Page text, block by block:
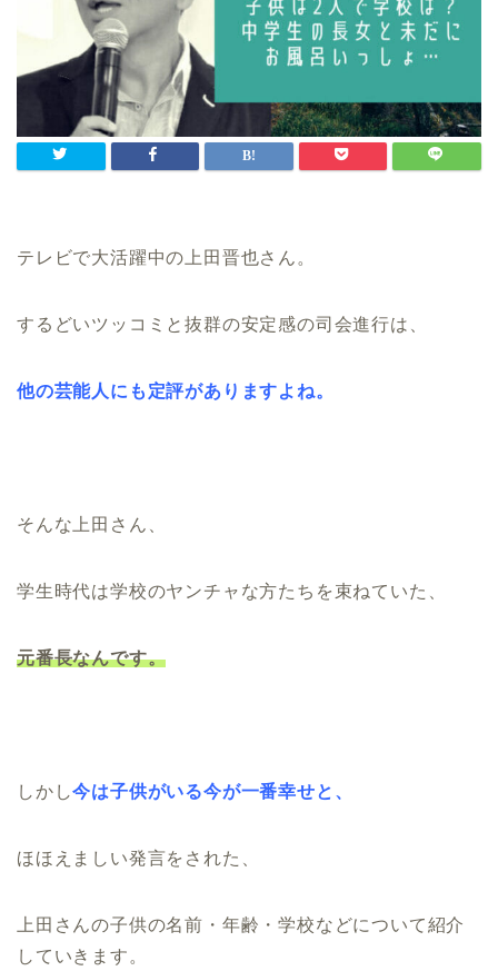
テレビで大活躍中の上田晋也さん。
するどいツッコミと抜群の安定感の司会進行は、
他の芸能人にも定評がありますよね。
そんな上田さん、
学生時代は学校のヤンチャな方たちを束ねていた、
元番長なんです。
しかし今は子供がいる今が一番幸せと、
ほほえましい発言をされた、
上田さんの子供の名前・年齢・学校などについて紹介
していきます。